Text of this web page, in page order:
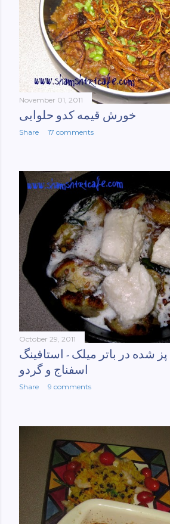
November 01, 2011
خورش قیمه کدو حلوایی
Share 17 comments
October 29, 2011
شده در باتر میلک - استافینگ
اسفناج و گردو
Share 9 comments